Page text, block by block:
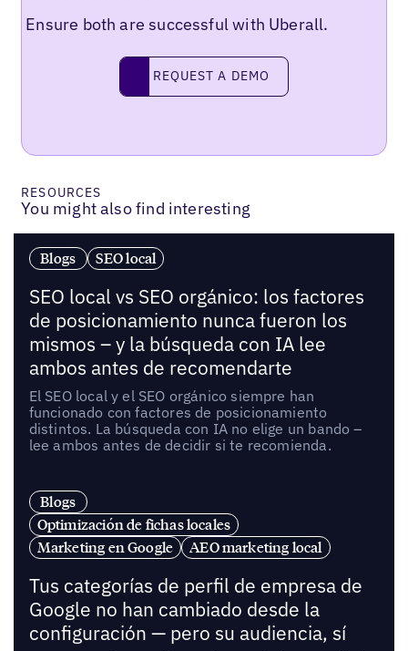
Ensure both are successful with Uberall.
Request a demo
REQUEST A DEMO
RESOURCES
You might also find interesting
Blogs SEO local
SEO local vs SEO orgánico: los factores
de posicionamiento nunca fueron los
mismos – y la búsqueda con IA lee
ambos antes de recomendarte
El SEO local y el SEO orgánico siempre han
funcionado con factores de posicionamiento
distintos. La búsqueda con IA no elige un bando –
lee ambos antes de decidir si te recomienda.
Blogs
Optimización de fichas locales
Marketing en Google
AEO marketing local
Tus categorías de perfil de empresa de
Google no han cambiado desde la
configuración — pero su audiencia, sí